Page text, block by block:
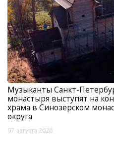
Музыканты Санкт-
монастыря выступят на
храма в Синозерском
округа
07 августа 2026